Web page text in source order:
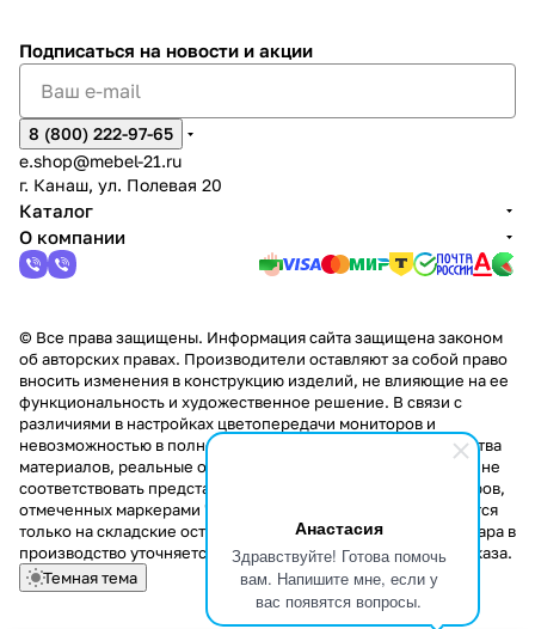
Анастасия
Здравствуйте! Готова помочь
вам. Напишите мне, если у
вас появятся вопросы.
Подписаться на новости и акции
8 (800) 222-97-65
e.shop@mebel-21.ru
г. Канаш, ул. Полевая 20
Каталог
О компании
© Все права защищены. Информация сайта защищена законом
об авторских правах. Производители оставляют за собой право
вносить изменения в конструкцию изделий, не влияющие на ее
функциональность и художественное решение. В связи с
различиями в настройках цветопередачи мониторов и
невозможностью в полной мере передать некоторые свойства
материалов, реальные оттенки и текстуры продукции могут не
соответствовать представленным на сайте. Стоимость товаров,
отмеченных маркерами "Скидка!" и "Акция!" распространяется
только на складские остатки. Стоимость заказа данного товара в
производство уточняется у менеджера при оформлении заказа.
Темная тема